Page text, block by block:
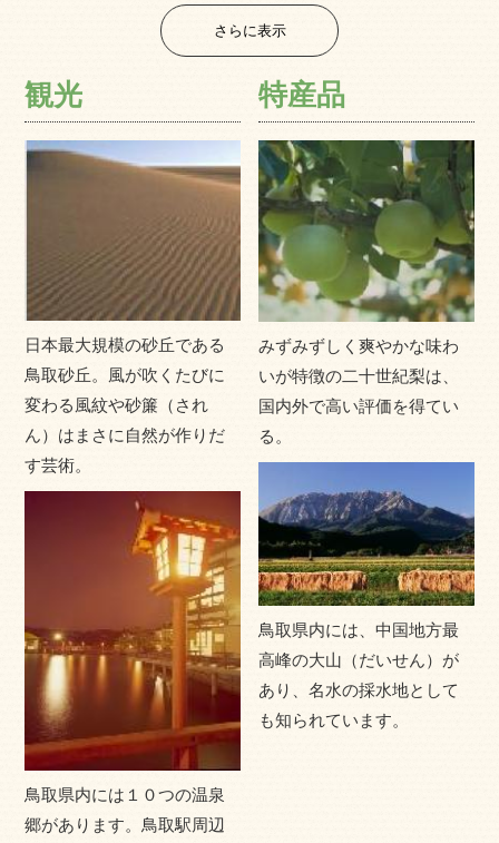
鳥取県は、中国地方の北東部に位置し、東西にやや細長い
県です。 北は日本海に面し、鳥取砂丘をはじめとする白砂
青松の海岸線が続き、南には、中国地方の最高峰・大山を
はじめ、中国山地の山々が連なっています。 山地の多い地
形ながら、三つの河川の流域に平野が形成され、それぞれ
に中心都市が発達しています。 気候は比較的温暖で、春か
ら秋は好天が多く、冬には降雪もあるなど、四季の移り変
わりは鮮やかです。 また、古くから湯治場として知られ、
どこに行っても訪れる方々をほっこりと温かく迎えいれる
のが鳥取県の魅力です。
さらに表示
観光
日本最大規模の砂丘である
鳥取砂丘。風が吹くたびに
変わる風紋や砂簾（され
ん）はまさに自然が作りだ
す芸術。
鳥取県内には１０つの温泉
郷があります。鳥取駅周辺
特産品
みずみずしく爽やかな味わ
いが特徴の二十世紀梨は、
国内外で高い評価を得てい
る。
鳥取県内には、中国地方最
高峰の大山（だいせん）が
あり、名水の採水地として
も知られています。